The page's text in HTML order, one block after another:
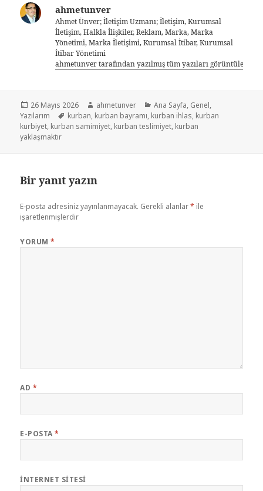
ahmetunver
Ahmet Ünver; İletişim Uzmanı; İletişim, Kurumsal
İletişim, Halkla İlişkiler, Reklam, Marka, Marka
Yönetimi, Marka İletişimi, Kurumsal İtibar, Kurumsal
İtibar Yönetimi
ahmetunver tarafından yazılmış tüm yazıları görüntüle
26 Mayıs 2026 ahmetunver Ana Sayfa, Genel,
Yazılarım
kurban, kurban bayramı, kurban ihlas, kurban
kurbiyet, kurban samimiyet, kurban teslimiyet, kurban
yaklaşmaktır
Bir yanıt yazın
E-posta adresiniz yayınlanmayacak. Gerekli alanlar* ile
işaretlenmişlerdir
YORUM*
AD *
E-POSTA*
İNTERNET SITESI